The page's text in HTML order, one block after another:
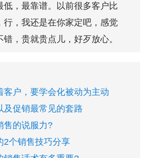
低，最靠谱。以前很多客户比
行，我还是在你家定吧，感觉
错，贵就贵点儿，好歹放心。
客户，要学会化被动为主动
及促销最常见的套路
售的说服力?
2个销售技巧分享